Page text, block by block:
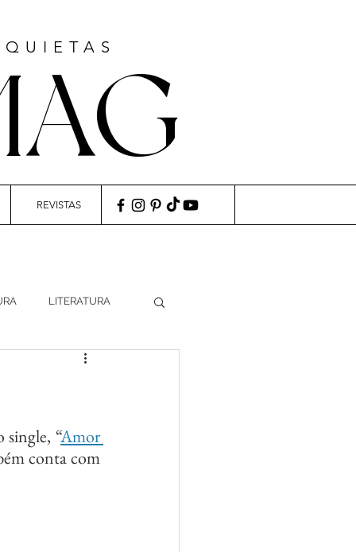
REVISTAS
LITERATURA
“Amor
conta com